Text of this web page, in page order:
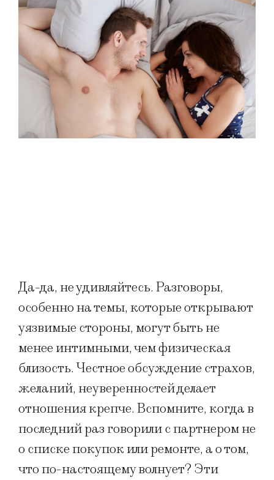
Да-да, не удивляйтесь. Разговоры,
особенно на темы, которые открывают
уязвимые стороны, могут быть не
менее интимными, чем физическая
близость. Честное обсуждение страхов,
желаний, неуверенностей делает
отношения крепче. Вспомните, когда в
последний раз говорили с партнером не
о списке покупок или ремонте, а о том,
что по-настоящему волнует? Эти